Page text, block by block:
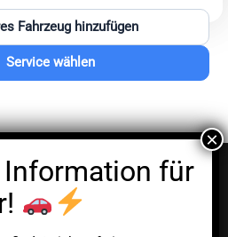
Fahrzeug hinzufügen
Service wählen
Clinic 2026
Datenschutzerklärung
und Reparaturen werden